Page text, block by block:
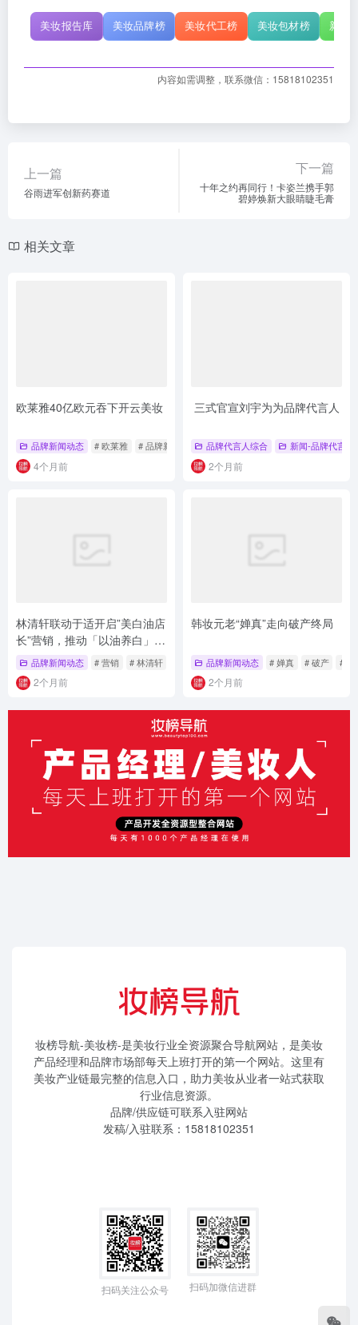
美妆报告库 美妆品牌榜 美妆代工榜 美妆包材榜 新原
内容如需调整，联系微信：15818102351
上一篇
谷雨进军创新药赛道
下一篇
十年之约再同行！卡姿兰携手郭
碧婷焕新大眼睛睫毛膏
相关文章
欧莱雅40亿欧元吞下开云美妆
品牌新闻动态 # 欧莱雅 # 品牌新闻动态
4个月前
三式官宣刘宇为为品牌代言人
品牌代言人综合 新闻-品牌代言人
2个月前
林清轩联动于适开启”美白油店
长”营销，推动「以油养白」品
类升级
品牌新闻动态 # 营销 # 林清轩 # 于适
2个月前
韩妆元老“婵真”走向破产终局
品牌新闻动态 # 婵真 # 破产 # 韩
2个月前
妆榜导航-美妆榜-是美妆行业全资源聚合导航网站，是美妆
产品经理和品牌市场部每天上班打开的第一个网站。这里有
美妆产业链最完整的信息入口，助力美妆从业者一站式获取
行业信息资源。
品牌/供应链可联系入驻网站
发稿/入驻联系：15818102351
扫码关注公众号 扫码加微信进群